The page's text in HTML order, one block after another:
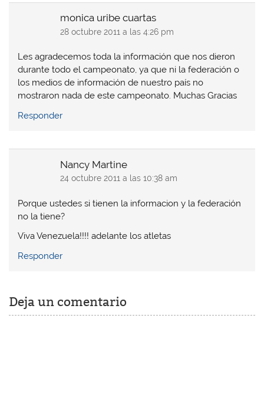
monica uribe cuartas
28 octubre 2011 a las 4:26 pm
Les agradecemos toda la información que nos dieron
durante todo el campeonato, ya que ni la federación o
los medios de información de nuestro país no
mostraron nada de este campeonato. Muchas Gracias
Responder
Nancy Martine
24 octubre 2011 a las 10:38 am
Porque ustedes si tienen la informacion y la federación
no la tiene?
Viva Venezuela!!!! adelante los atletas
Responder
Deja un comentario